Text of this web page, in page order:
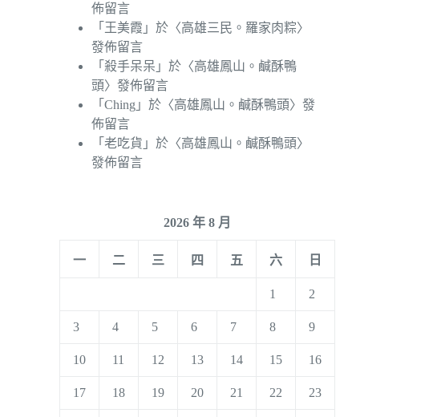
佈留言
「 王美霞 」於〈高雄三民。羅家肉粽〉
發佈留言
「殺手呆呆 」於〈高雄鳳山。鹹酥鴨
頭〉發佈留言
「Ching 」於〈高雄鳳山。鹹酥鴨頭〉發
佈留言
「老吃貨 」於〈高雄鳳山。鹹酥鴨頭〉
發佈留言
2026 年 8 月
一 二 三 四 五 六 日
1 2
3 4 5 6 7 8 9
10 11 12 13 14 15 16
17 18 19 20 21 22 23